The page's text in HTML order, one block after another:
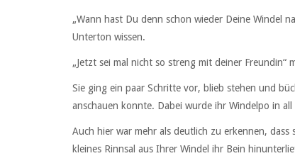
„Wann hast Du denn schon wieder Deine Windel
Unterton wissen.
„Jetzt sei mal nicht so streng mit deiner Freundin“
Sie ging ein paar Schritte vor, blieb stehen und
anschauen konnte. Dabei wurde ihr Windelpo in
Auch hier war mehr als deutlich zu erkennen,
kleines Rinnsal aus Ihrer Windel ihr Bein